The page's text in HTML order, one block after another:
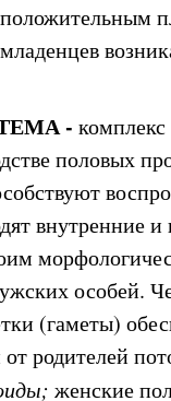
-
половых
внутренние
особей.
(гаметы)
родителей
женские